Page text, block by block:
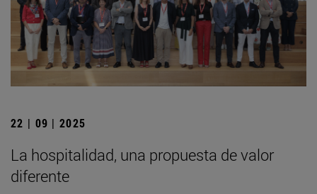
22 | 09 | 2025
La hospitalidad, una propuesta de valor
diferente